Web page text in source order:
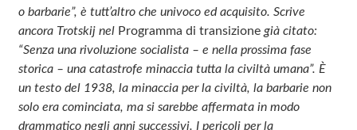
o barbarie”, è tutt’altro che univoco ed acquisito. Scrive
ancora Trotskij nel Programma di transizionegià citato:
“Senza una rivoluzione socialista – e nella prossima fase
storica – una catastrofe minaccia tutta la civiltà umana”. È
un testo del 1938, la minaccia per la civiltà, la barbarie non
solo era cominciata, ma si sarebbe affermata in modo
drammatico negli anni successivi. I pericoli per la